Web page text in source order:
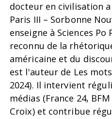
docteur en civilisation
Paris III – Sorbonne
enseigne à Sciences Po
reconnu de la
américaine et du
est l'auteur de Les
2024). Il intervient
médias (France 24,
Croix) et contribue